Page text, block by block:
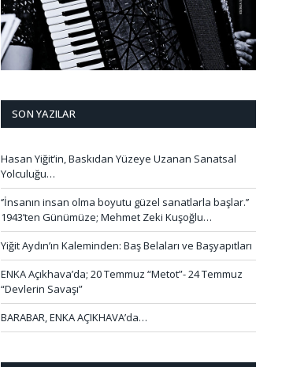
SON YAZILAR
Hasan Yiğit’in, Baskıdan Yüzeye Uzanan Sanatsal
Yolculuğu…
‘’İnsanın insan olma boyutu güzel sanatlarla başlar.’’
1943’ten Günümüze; Mehmet Zeki Kuşoğlu…
Yiğit Aydın’ın Kaleminden: Baş Belaları ve Başyapıtları
ENKA Açıkhava’da; 20 Temmuz “Metot”- 24 Temmuz
“Devlerin Savaşı”
BARABAR, ENKA AÇIKHAVA’da…